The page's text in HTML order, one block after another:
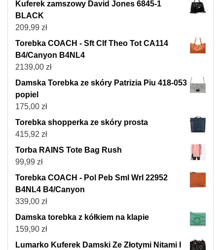
Kuferek zamszowy David Jones 6845-1
BLACK
209,99 zł
Torebka COACH - Sft Clf Theo Tot CA114
B4/Canyon B4NL4
2139,00 zł
Damska Torebka ze skóry Patrizia Piu 418-053
popiel
175,00 zł
Torebka shopperka ze skóry prosta
415,92 zł
Torba RAINS Tote Bag Rush
99,99 zł
Torebka COACH - Pol Peb Sml Wrl 22952
B4NL4 B4/Canyon
339,00 zł
Damska torebka z kółkiem na klapie
159,90 zł
Lumarko Kuferek Damski Ze Złotymi Nitami I